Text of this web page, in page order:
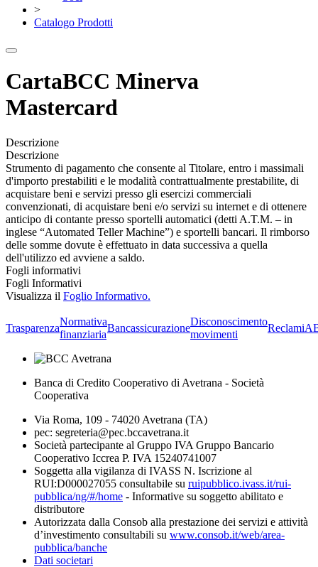
>
Catalogo Prodotti
CartaBCC Minerva
Mastercard
Descrizione
Descrizione
Strumento di pagamento che consente al Titolare, entro i massimali
d'importo prestabiliti e le modalità contrattualmente prestabilite, di
acquistare beni e servizi presso gli esercizi commerciali
convenzionati, di acquistare beni e/o servizi su internet e di ottenere
anticipo di contante presso sportelli automatici (detti A.T.M. – in
inglese “Automated Teller Machine”) e sportelli bancari. Il rimborso
delle somme dovute è effettuato in data successiva a quella
dell'utilizzo ed avviene a saldo.
Fogli informativi
Fogli Informativi
Visualizza il Foglio Informativo.
Trasparenza
Normativa
finanziaria
Bancassicurazione
Disconoscimento
movimenti
Reclami
Banca di Credito Cooperativo di Avetrana - Società
Cooperativa
Via Roma, 109 - 74020 Avetrana (TA)
pec: segreteria@pec.bccavetrana.it
Società partecipante al Gruppo IVA Gruppo Bancario
Cooperativo Iccrea P. IVA 15240741007
Soggetta alla vigilanza di IVASS N. Iscrizione al
RUI:D000027055 consultabile su ruipubblico.ivass.it/rui-
pubblica/ng/#/home - Informative su soggetto abilitato e
distributore
Autorizzata dalla Consob alla prestazione dei servizi e attività
d’investimento consultabili su www.consob.it/web/area-
pubblica/banche
Dati societari